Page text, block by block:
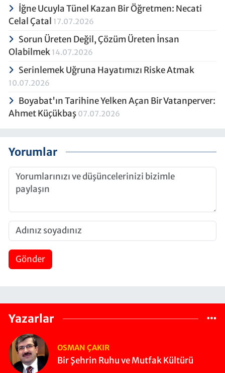
İğne Ucuyla Tünel Kazan Bir Öğretmen: Necati
Celal Çatal 17.07.2026
Sorun Üreten Değil, Çözüm Üreten İnsan
Olabilmek 14.07.2026
Serinlemek Uğruna Hayatımızı Riske Atmak
10.07.2026
Boyabat'ın Tarihine Yelken Açan Bir Vatanperver:
Ahmet Küçükbaş 07.07.2026
Yorumlar
Gönder
Yazarlar
OSMAN ÇAKIR
Bir Şehrin Ruhu ve Mutfak Kültürü